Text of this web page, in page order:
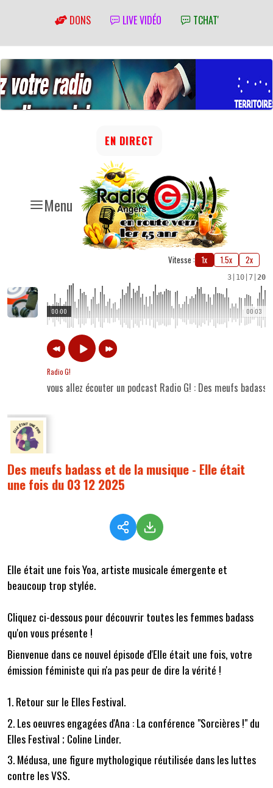
DONS LIVE VIDÉO TCHAT'
Menu
EN DIRECT
Vitesse : 1x 1.5x 2x
3 10 7 20
00:03
00:00
Radio G!
vous allez écouter un podcast Radio G! : Des meufs
Des meufs badass et de la musique - Elle était
une fois du 03 12 2025
Elle était une fois Yoa, artiste musicale émergente et
beaucoup trop stylée.
Cliquez ci-dessous pour découvrir toutes les femmes badass
qu'on vous présente !
Bienvenue dans ce nouvel épisode d'Elle était une fois, votre
émission féministe qui n'a pas peur de dire la vérité !
1. Retour sur le Elles Festival.
2. Les oeuvres engagées d'Ana : La conférence "Sorcières !" du
Elles Festival ; Coline Linder.
3. Médusa, une figure mythologique réutilisée dans les luttes
contre les VSS.